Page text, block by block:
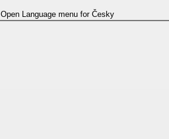
Open Language menu for Česky